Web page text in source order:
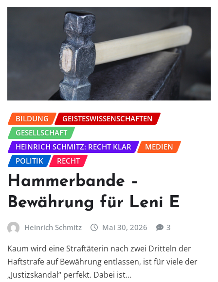
BILDUNG
GEISTESWISSENSCHAFTEN
GESELLSCHAFT
HEINRICH SCHMITZ: RECHT KLAR
MEDIEN
POLITIK
RECHT
Hammerbande –
Bewährung für Leni E
Heinrich Schmitz Mai 30, 2026 3
Kaum wird eine Straftäterin nach zwei Dritteln der
Haftstrafe auf Bewährung entlassen, ist für viele der
„Justizskandal“ perfekt. Dabei ist…